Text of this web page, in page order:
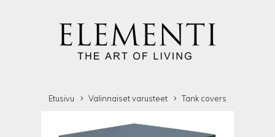
Etusivu Valinnaiset varusteet Tank covers